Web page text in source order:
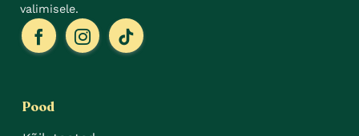
valimisele.
Pood